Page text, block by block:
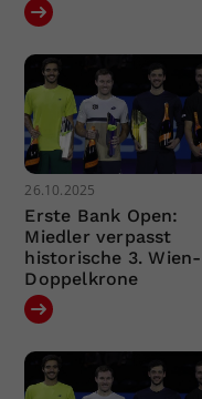
26.10.2025
Erste Bank Open:
Miedler verpasst
historische 3. Wien-
Doppelkrone